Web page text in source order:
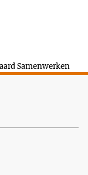
Samenwerken